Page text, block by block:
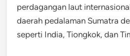
perdagangan laut
daerah pedalaman Sumatra
seperti India, Tiongkok, dan